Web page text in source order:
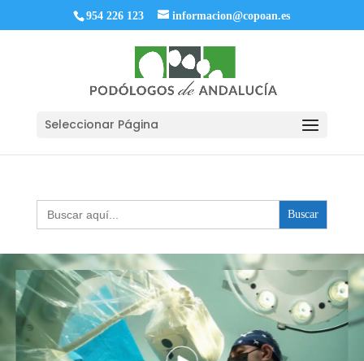
954 226 123 informacion@copoan.es
Seleccionar Página
Buscar: